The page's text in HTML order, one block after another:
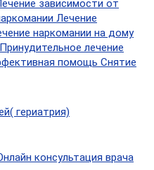
зависимости от
Лечение
наркомании на дому
Принудительное лечение
помощь Снятие
гериатрия)
консультация врача